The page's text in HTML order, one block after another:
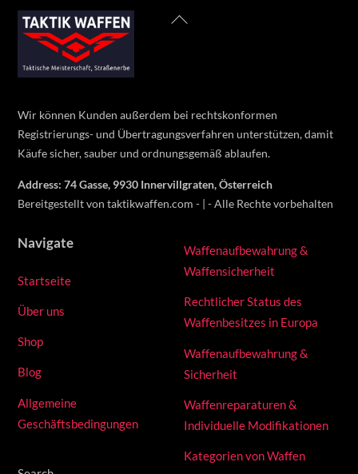
Back
Wir können Kunden außerdem bei rechtskonformen
Registrierungs- und Übertragungsverfahren unterstützen, damit
Käufe sicher, sauber und ordnungsgemäß ablaufen.
Address: 74 Gasse, 9930 Innervillgraten, Österreich
Bereitgestellt von taktikwaffen.com - | - Alle Rechte vorbehalten
Navigate
Startseite
Über uns
Shop
Blog
Allgemeine
Geschäftsbedingungen
Waffenaufbewahrung &
Waffensicherheit
Rechtlicher Status des
Waffenbesitzes in Europa
Waffenaufbewahrung &
Sicherheit
Waffenreparaturen &
Individuelle Modifikationen
Kategorien von Waffen